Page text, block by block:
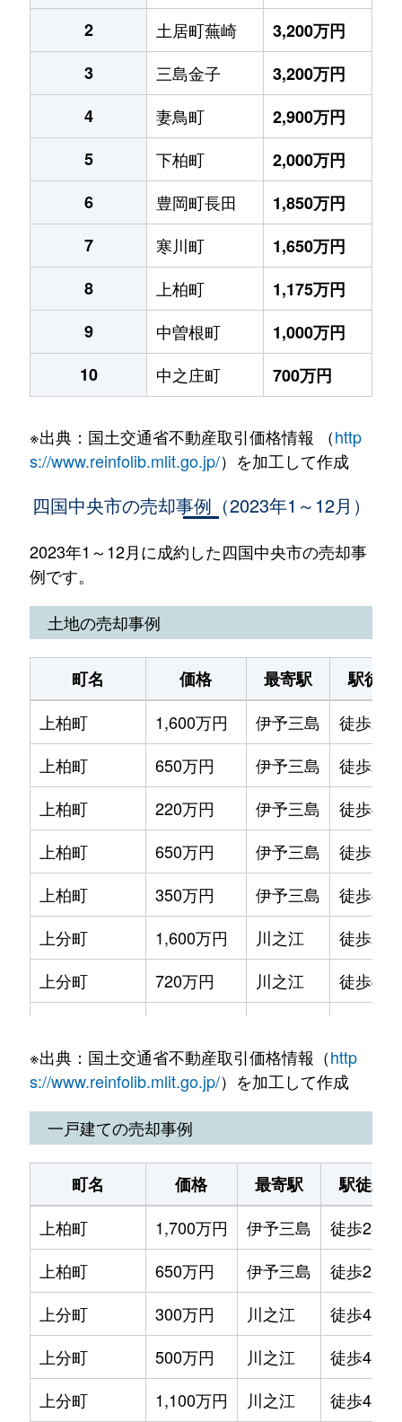
2
土居町蕪崎
3,200万円
3
三島金子
3,200万円
4
妻鳥町
2,900万円
5
下柏町
2,000万円
6
豊岡町長田
1,850万円
7
寒川町
1,650万円
8
上柏町
1,175万円
9
中曽根町
1,000万円
10
中之庄町 700万円
※出典：国土交通省不動産取引価格情報 （http
s://www.reinfolib.mlit.go.jp/）を加工して作成
四国中央市の売却事例（2023年1～12月）
2023年1～12月に成約した四国中央市の売却事
例です。
土地の売却事例
町名 価格 最寄駅
駅徒歩
上柏町
1,600万円 伊予三島
徒歩20
上柏町
650万円 伊予三島
徒歩29
上柏町
220万円 伊予三島
徒歩45
上柏町
650万円 伊予三島
徒歩20
上柏町
350万円 伊予三島
徒歩45
上分町
1,600万円 川之江
徒歩29
上分町
720万円 川之江
徒歩45
上分町
760万円 川之江
徒歩45
上分町
260万円 川之江
徒歩29
川之江町
520万円 川之江
徒歩4分
川之江町
860万円 川之江
徒歩9分
川之江町
23,000万円 川之江
徒歩24
川之江町
570万円 川之江
徒歩9分
川之江町
1,800万円 川之江
徒歩4分
川之江町
230万円 川之江
徒歩9分
金生町下分
670万円 川之江 徒歩14
※出典：国土交通省不動産取引価格情報（http
s://www.reinfolib.mlit.go.jp/）を加工して作成
一戸建ての売却事例
町名 価格 最寄駅
駅徒歩
上柏町
1,700万円 伊予三島
徒歩28分
上柏町
650万円 伊予三島
徒歩28分
上分町
300万円 川之江
徒歩45分
上分町
500万円 川之江
徒歩45分
上分町
1,100万円 川之江 徒歩45分